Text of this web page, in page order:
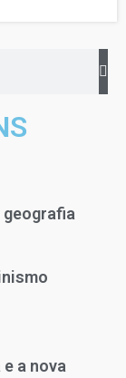
geografia
a nova